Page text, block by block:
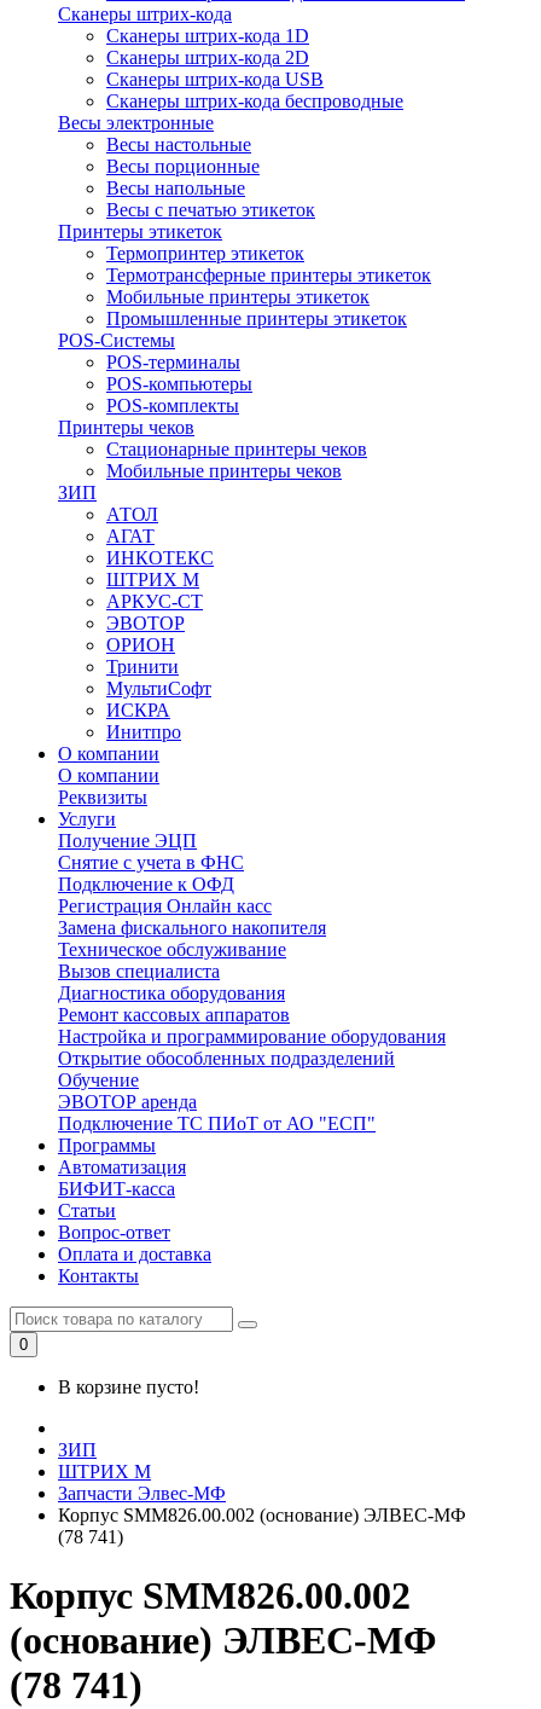
Сканеры штрих-кода
Сканеры штрих-кода 1D
Сканеры штрих-кода 2D
Сканеры штрих-кода USB
Сканеры штрих-кода беспроводные
Весы электронные
Весы настольные
Весы порционные
Весы напольные
Весы с печатью этикеток
Принтеры этикеток
Термопринтер этикеток
Термотрансферные принтеры этикеток
Мобильные принтеры этикеток
Промышленные принтеры этикеток
POS-Системы
POS-терминалы
POS-компьютеры
POS-комплекты
Принтеры чеков
Стационарные принтеры чеков
Мобильные принтеры чеков
ЗИП
АТОЛ
АГАТ
ИНКОТЕКС
ШТРИХ М
АРКУС-СТ
ЭВОТОР
ОРИОН
Тринити
МультиСофт
ИСКРА
Инитпро
О компании
О компании
Реквизиты
Услуги
Получение ЭЦП
Снятие с учета в ФНС
Подключение к ОФД
Регистрация Онлайн касс
Замена фискального накопителя
Техническое обслуживание
Вызов специалиста
Диагностика оборудования
Ремонт кассовых аппаратов
Настройка и программирование оборудования
Открытие обособленных подразделений
Обучение
ЭВОТОР аренда
Подключение ТС ПИоТ от АО "ЕСП"
Программы
Автоматизация
БИФИТ-касса
Статьи
Вопрос-ответ
Оплата и доставка
Контакты
0
В корзине пусто!
ЗИП
ШТРИХ М
Запчасти Элвес-МФ
Корпус SMM826.00.002 (основание) ЭЛВЕС-МФ
(78 741)
Корпус SMM826.00.002
(основание) ЭЛВЕС-МФ
(78 741)